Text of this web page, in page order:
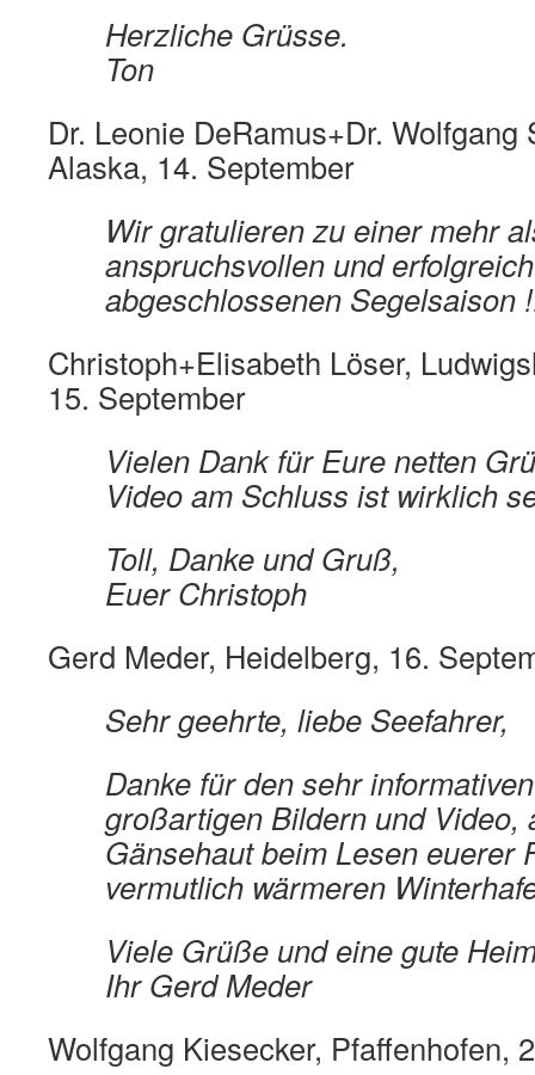
Herzliche Grüsse.
Ton
Dr. Leonie DeRamus+Dr. Wolfgang
Alaska, 14. September
Wir gratulieren zu einer mehr
anspruchsvollen und erfolgreich
abgeschlossenen Segelsaison
Christoph+Elisabeth Löser,
15. September
Vielen Dank für Eure netten
Video am Schluss ist wirklich
Toll, Danke und Gruß,
Euer Christoph
Gerd Meder, Heidelberg, 16.
Sehr geehrte, liebe Seefahrer,
Danke für den sehr
großartigen Bildern und Video,
Gänsehaut beim Lesen euerer
vermutlich wärmeren
Viele Grüße und eine gute
Ihr Gerd Meder
Wolfgang Kiesecker, Pfaffenhofen,